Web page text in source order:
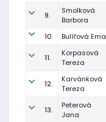
9.
Smolková
Barbora
10. Bulířová Ema
11.
Korpasová
Tereza
12.
Karvánková
Tereza
13.
Peterová
Jana